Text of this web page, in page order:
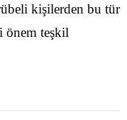
kişilerden bu tür
önem teşkil